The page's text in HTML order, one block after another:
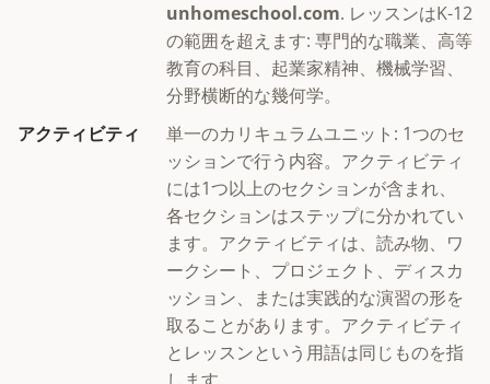
unhomeschool.com. レッスンはK-12
の範囲を超えます: 専門的な職業、高等
教育の科目、起業家精神、機械学習、
分野横断的な幾何学。
アクティビティ
単一のカリキュラムユニット: 1つのセ
ッションで行う内容。アクティビティ
には1つ以上のセクションが含まれ、
各セクションはステップに分かれてい
ます。アクティビティは、読み物、ワ
ークシート、プロジェクト、ディスカ
ッション、または実践的な演習の形を
取ることがあります。アクティビティ
とレッスンという用語は同じものを指